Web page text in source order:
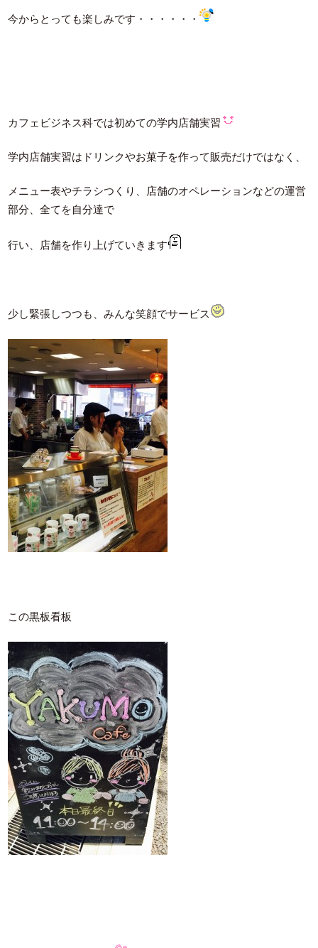
今からとっても楽しみです・・・・・・
カフェビジネス科では初めての学内店舗実習
学内店舗実習はドリンクやお菓子を作って販売だけではなく、
メニュー表やチラシつくり、店舗のオペレーションなどの運営
部分、全てを自分達で
行い、店舗を作り上げていきます
少し緊張しつつも、みんな笑顔でサービス
この黒板看板